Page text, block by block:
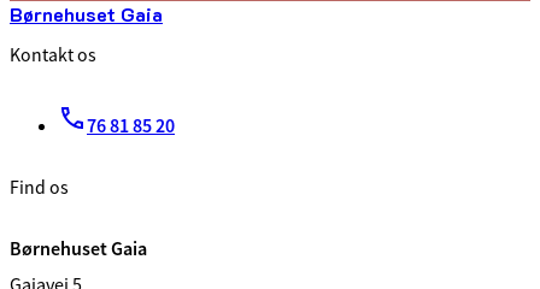
Børnehuset Gaia
Kontakt os
76 81 85 20
Find os
Børnehuset Gaia